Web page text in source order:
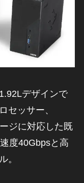
デザインで
セッサー、
ジに対応した既
度40Gbpsと高
。